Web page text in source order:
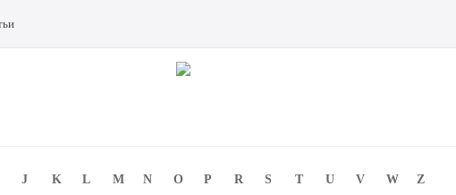
J K L M N O P R S T U V W Z